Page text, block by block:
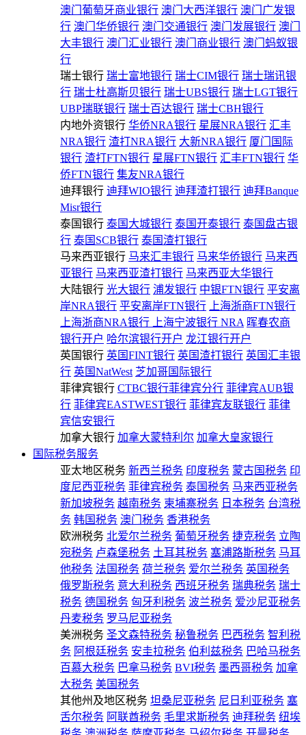
澳门葡萄牙商业银行 澳门大西洋银行 澳门广发银
行 澳门华侨银行 澳门交通银行 澳门发展银行 澳门
大丰银行 澳门汇业银行 澳门商业银行 澳门蚂蚁银
行
瑞士银行 瑞士富地银行 瑞士CIM银行 瑞士瑞讯银
行 瑞士杜高斯贝银行 瑞士UBS银行 瑞士LGT银行
UBP瑞联银行 瑞士百达银行 瑞士CBH银行
内地外资银行 华侨NRA银行 星展NRA银行 汇丰
NRA银行 渣打NRA银行 大新NRA银行 厦门国际
银行 渣打FTN银行 星展FTN银行 汇丰FTN银行 华
侨FTN银行 集友NRA银行
迪拜银行 迪拜WIO银行 迪拜渣打银行 迪拜Banque
Misr银行
泰国银行 泰国大城银行 泰国开泰银行 泰国盘古银
行 泰国SCB银行 泰国渣打银行
马来西亚银行 马来汇丰银行 马来华侨银行 马来西
亚银行 马来西亚渣打银行 马来西亚大华银行
大陆银行 光大银行 浦发银行 中银FTN银行 平安离
岸NRA银行 平安离岸FTN银行
上海浙商FTN银行
上海浙商NRA银行
上海宁波银行 NRA 晖春农商
银行开户 哈尔滨银行开户 龙江银行开户
英国银行 英国FINT银行 英国渣打银行 英国汇丰银
行 英国NatWest 芝加哥国际银行
菲律宾银行 CTBC银行菲律宾分行 菲律宾AUB银
行 菲律宾EASTWEST银行 菲律宾友联银行 菲律
宾信安银行
加拿大银行 加拿大蒙特利尔 加拿大皇家银行
国际税务服务
亚太地区税务 新西兰税务 印度税务 蒙古国税务 印
度尼西亚税务 菲律宾税务 泰国税务 马来西亚税务
新加坡税务 越南税务 柬埔寨税务 日本税务 台湾税
务 韩国税务 澳门税务 香港税务
欧洲税务 北爱尔兰税务 葡萄牙税务 捷克税务 立陶
宛税务 卢森堡税务 土耳其税务 塞浦路斯税务 马耳
他税务 法国税务 荷兰税务 爱尔兰税务 英国税务
俄罗斯税务 意大利税务 西班牙税务 瑞典税务 瑞士
税务 德国税务 匈牙利税务 波兰税务 爱沙尼亚税务
丹麦税务 罗马尼亚税务
美洲税务 圣文森特税务 秘鲁税务 巴西税务 智利税
务 阿根廷税务 安圭拉税务 伯利兹税务 巴哈马税务
百慕大税务 巴拿马税务 BVI税务 墨西哥税务 加拿
大税务 美国税务
其他州及地区税务 坦桑尼亚税务 尼日利亚税务 塞
舌尔税务 阿联酋税务 毛里求斯税务 迪拜税务 纽埃